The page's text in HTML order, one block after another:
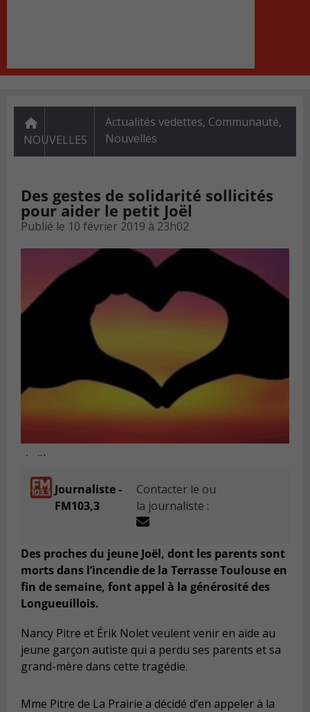
NOUVELLES
Actualités vedettes, Communauté,
Nouvelles
Des gestes de solidarité sollicités
pour aider le petit Joël
Publié le 10 février 2019 à 23h02
Journaliste -
FM103,3
Contacter le ou
la journaliste :
Des proches du jeune Joël, dont les parents sont
morts dans l’incendie de la Terrasse Toulouse en
fin de semaine, font appel à la générosité des
Longueuillois.
Nancy Pitre et Érik Nolet veulent venir en aide au
jeune garçon autiste qui a perdu ses parents et sa
grand-mère dans cette tragédie.
Mme Pitre de La Prairie a décidé d’en appeler à la